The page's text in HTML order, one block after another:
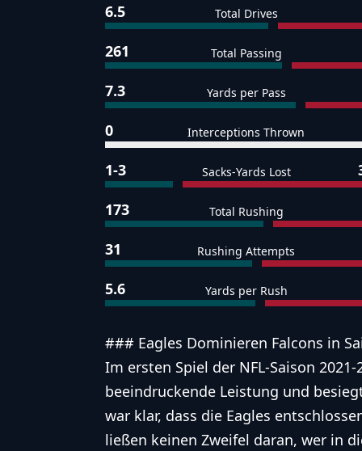
6.5 Total Drives
261 Total Passing
7.3 Yards per Pass
0 Interceptions Thrown
1-3 Sacks-Yards Lost
173 Total Rushing
31 Rushing Attempts
5.6 Yards per Rush
### Eagles Dominieren Falcons in
Im ersten Spiel der NFL-Saison
beeindruckende Leistung und
war klar, dass die Eagles
ließen keinen Zweifel daran, wer in